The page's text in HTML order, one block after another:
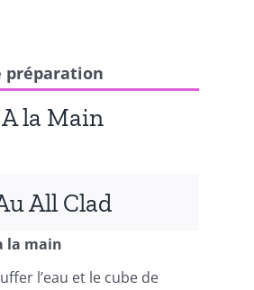
préparation
A la Main
All Clad
la main
l’eau et le cube de